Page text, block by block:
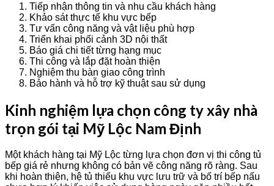
Tiếp nhận thông tin và nhu cầu khách hàng
Khảo sát thực tế khu vực bếp
Tư vấn công năng và vật liệu phù hợp
Triển khai phối cảnh 3D nội thất
Báo giá chi tiết từng hạng mục
Thi công và lắp đặt hoàn thiện
Nghiệm thu bàn giao công trình
Bảo hành và hỗ trợ kỹ thuật sau sử dụng
Kinh nghiệm lựa chọn công ty xây nhà
trọn gói tại Mỹ Lộc Nam Định
Một khách hàng tại Mỹ Lộc từng lựa chọn đơn vị thi công tủ
bếp giá rẻ nhưng không có bản vẽ công năng rõ ràng. Sau
khi hoàn thiện, hệ tủ thiếu khu vực lưu trữ và bố trí bếp nấu